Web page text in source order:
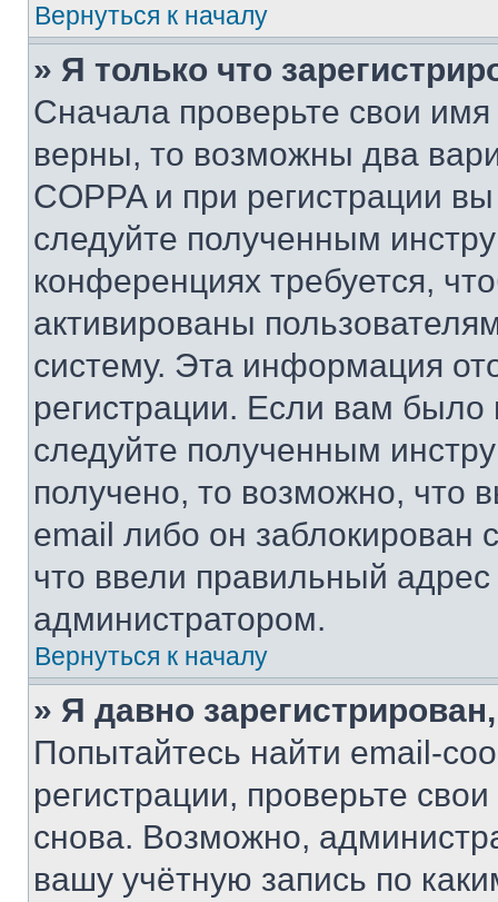
Вернуться к началу
» Я только что
Сначала проверьте свои
верны, то возможны два
COPPA и при регистрации
следуйте полученным
конференциях требуется,
активированы
систему. Эта информация
регистрации. Если вам
следуйте полученным
получено, то возможно, что
email либо он
что ввели правильный адрес
администратором.
Вернуться к началу
» Я давно
Попытайтесь найти email-
регистрации, проверьте
снова. Возможно,
вашу учётную запись по